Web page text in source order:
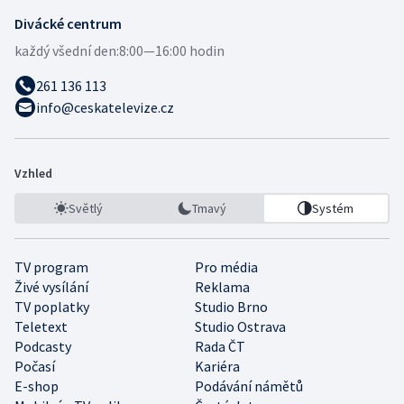
Divácké centrum
každý všední den:8:00—16:00 hodin
261 136 113
info@ceskatelevize.cz
Vzhled
Světlý Tmavý Systém
TV program
Pro média
Živé vysílání
Reklama
TV poplatky
Studio Brno
Teletext
Studio Ostrava
Podcasty
Rada ČT
Počasí
Kariéra
E-shop
Podávání námětů